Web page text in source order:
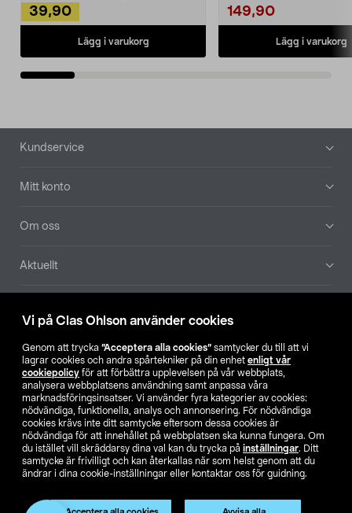
Vi på Clas Ohlson använder cookies
Genom att trycka ”Acceptera alla cookies” samtycker du till att vi
lagrar cookies och andra spårtekniker på din enhet enligt vår
cookiepolicy för att förbättra upplevelsen på vår webbplats,
analysera webbplatsens användning samt anpassa våra
marknadsföringsinsatser. Vi använder fyra kategorier av cookies:
nödvändiga, funktionella, analys och annonsering. För nödvändiga
cookies krävs inte ditt samtycke eftersom dessa cookies är
nödvändiga för att innehållet på webbplatsen ska kunna fungera. Om
du istället vill skräddarsy dina val kan du trycka på inställningar. Ditt
samtycke är frivilligt och kan återkallas när som helst genom att du
ändrar i dina cookie-inställningar eller kontaktar oss för guidning.
Produkten har utgått
39,90
Lägg i varukorg
149,90
Lägg i varukorg
Sidfot
Kundservice
Mitt konto
Om oss
Aktuellt
Hitta butik
SE NO FI
Ändra till priser exklusive moms